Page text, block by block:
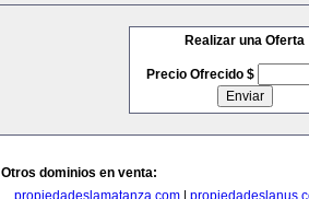
Realizar una Oferta
Precio Ofrecido $
Otros dominios en venta:
propiedadeslamatanza.com|